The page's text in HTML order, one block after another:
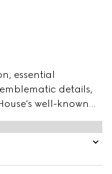
essential
details,
well-known
pair of pants
and matte-